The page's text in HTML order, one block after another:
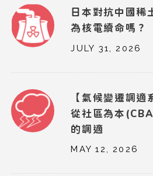
日本對抗中國稀
為核電續命嗎？
JULY 31, 2026
【氣候變遷調
從社區為本
的調適
MAY 12, 2026